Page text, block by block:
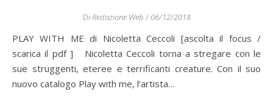
Di Redazione Web / 06/12/2018
PLAY WITH ME di Nicoletta Ceccoli [ascolta il focus /
scarica il pdf ] Nicoletta Ceccoli torna a stregare con le
sue struggenti, eteree e terrificanti creature. Con il suo
nuovo catalogo Play with me, l’artista…